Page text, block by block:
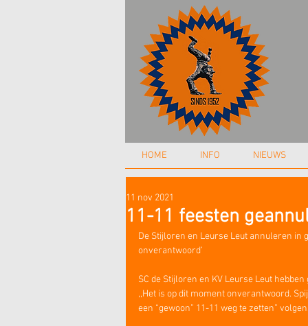
HOME INFO NIEUWS
11-11 feesten
11 nov 2021
De Stijloren en Leurse Leut annuleren
onverantwoord’
SC de Stijloren en KV Leurse Leut
,,Het is op dit moment onverantwoord.
een “gewoon” 11-11 weg te zetten”